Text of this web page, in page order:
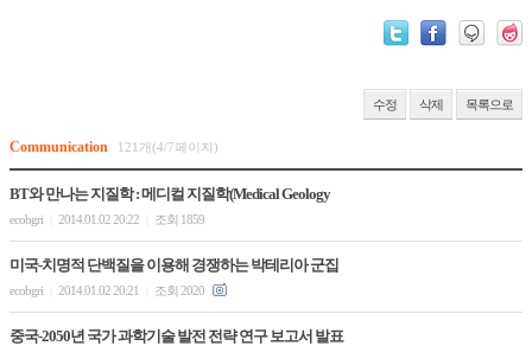
수정 삭제 목록으로
Communication 121개(4/7페이지)
BT와 만나는 지질학 : 메디컬 지질학(Medical Geology
ecobgri 2014.01.02 20:22 조회 1859
미국-치명적 단백질을 이용해 경쟁하는 박테리아 군집
ecobgri 2014.01.02 20:21 조회 2020
중국-2050년 국가 과학기술 발전 전략 연구 보고서 발표